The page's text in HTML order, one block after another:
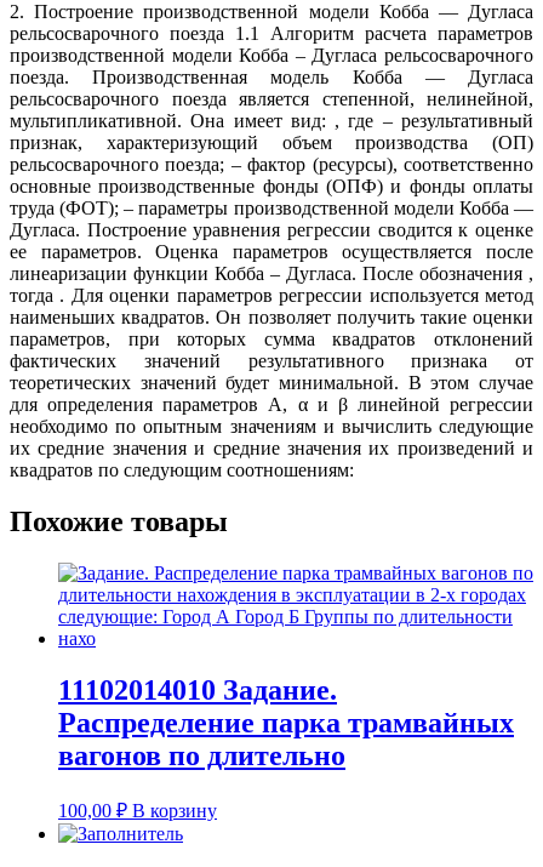
2. Построение производственной модели Кобба — Дугласа
рельсосварочного поезда 1.1 Алгоритм расчета параметров
производственной модели Кобба – Дугласа рельсосварочного
поезда. Производственная модель Кобба — Дугласа
рельсосварочного поезда является степенной, нелинейной,
мультипликативной. Она имеет вид: , где – результативный
признак, характеризующий объем производства (ОП)
рельсосварочного поезда; – фактор (ресурсы), соответственно
основные производственные фонды (ОПФ) и фонды оплаты
труда (ФОТ); – параметры производственной модели Кобба —
Дугласа. Построение уравнения регрессии сводится к оценке
ее параметров. Оценка параметров осуществляется после
линеаризации функции Кобба – Дугласа. После обозначения ,
тогда . Для оценки параметров регрессии используется метод
наименьших квадратов. Он позволяет получить такие оценки
параметров, при которых сумма квадратов отклонений
фактических значений результативного признака от
теоретических значений будет минимальной. В этом случае
для определения параметров A, α и β линейной регрессии
необходимо по опытным значениям и вычислить следующие
их средние значения и средние значения их произведений и
квадратов по следующим соотношениям:
Похожие товары
11102014010 Задание.
Распределение парка трамвайных
вагонов по длительно
100,00 ₽ В корзину